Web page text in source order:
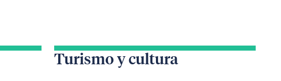
Turismo y cultura